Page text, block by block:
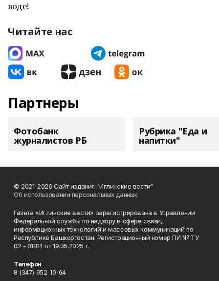
воде!
Читайте нас
Партнеры
Фотобанк
журналистов РБ
Рубрика "Еда и
напитки"
© 2021-2026 Сайт издания "Иглинские вести"
Об использовании персональных данных
Газета «Иглинские вести» зарегистрирована в Управлении
Федеральной службы по надзору в сфере связи,
информационных технологий и массовых коммуникаций по
Республике Башкортостан. Регистрационный номер ПИ № ТУ
02 - 01814 от 19.05.2025 г.
Телефон
8 (347) 952-10-64